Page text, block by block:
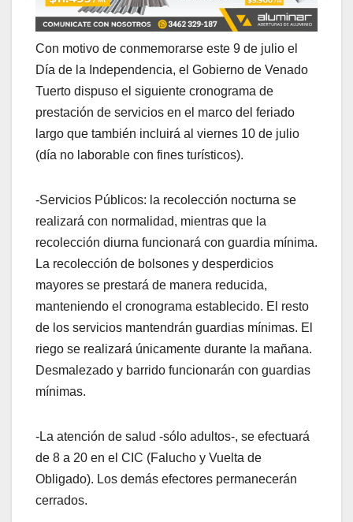
Con motivo de conmemorarse este 9 de julio el
Día de la Independencia, el Gobierno de Venado
Tuerto dispuso el siguiente cronograma de
prestación de servicios en el marco del feriado
largo que también incluirá al viernes 10 de julio
(día no laborable con fines turísticos).
-Servicios Públicos: la recolección nocturna se
realizará con normalidad, mientras que la
recolección diurna funcionará con guardia mínima.
La recolección de bolsones y desperdicios
mayores se prestará de manera reducida,
manteniendo el cronograma establecido. El resto
de los servicios mantendrán guardias mínimas. El
riego se realizará únicamente durante la mañana.
Desmalezado y barrido funcionarán con guardias
mínimas.
-La atención de salud -sólo adultos-, se efectuará
de 8 a 20 en el CIC (Falucho y Vuelta de
Obligado). Los demás efectores permanecerán
cerrados.